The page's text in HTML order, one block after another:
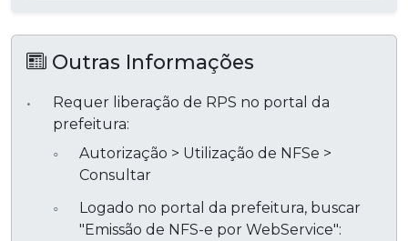
Outras Informações
Requer liberação de RPS no portal da
prefeitura:
Autorização > Utilização de NFSe >
Consultar
Logado no portal da prefeitura, buscar
"Emissão de NFS-e por WebService":